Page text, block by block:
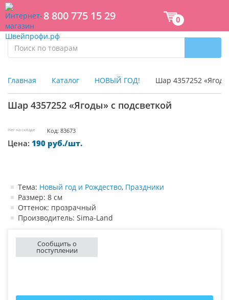
8 800 775 15 29 0
Главная Каталог НОВЫЙ ГОД! Шар 4357252
Шар 4357252 «Ягоды» с подсветкой
Нет на складе Код: 83673
Цена: 190 руб./шт.
Тема: Новый год и Рождество, Праздники
Размер: 8 см
Оттенок: прозрачный
Производитель: Sima-Land
Сообщить о
поступлении